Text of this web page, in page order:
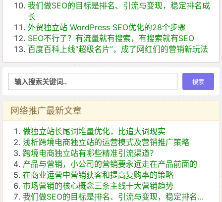
我们做SEO的目标是排名、引流与变现，稳定排名成
长
外贸独立站 WordPress SEO优化的28个步骤
SEO不行了？有流量就有搜索，有搜索就有SEO
百度百科上线“超级名片”，成了网红们的营销新玩法
网络推广最新文章
做独立站长尾词堆量优化，比追大词现实
浅析跨境电商独立站的运营模式及营销推广策略
跨境电商独立站有哪些精准引流渠道？
产品与营销，小公司的营销要永远走在产品前面的
在商业运营中营销获客和提高复购率的策略
市场营销的核心概念三条主线十大营销趋势
我们做SEO的目标是排名、引流与变现，稳定排名...